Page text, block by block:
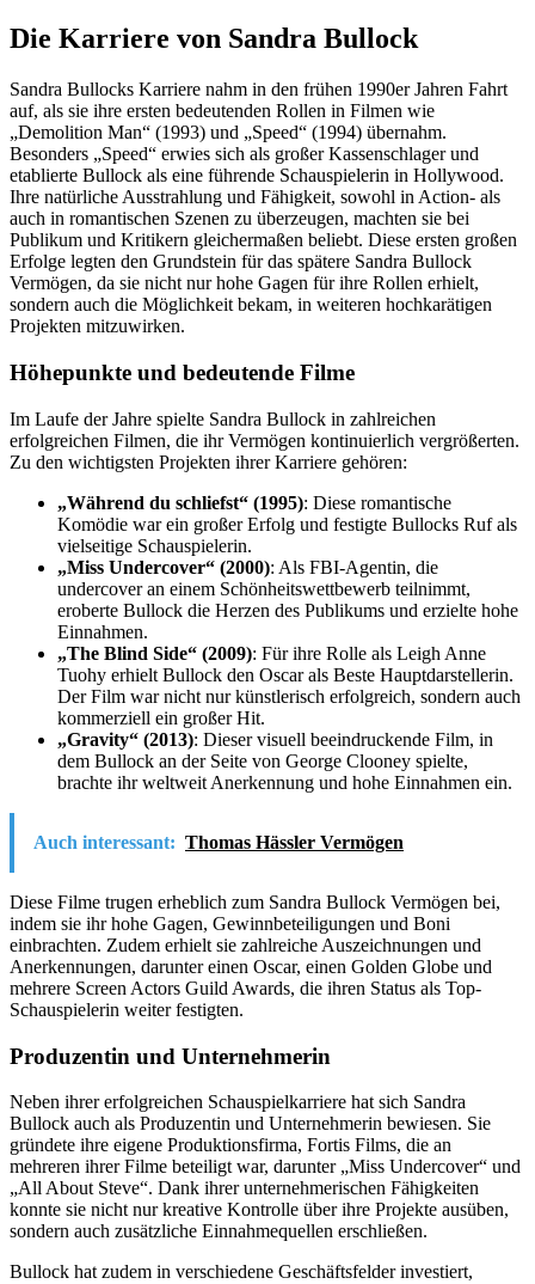
Die Karriere von Sandra Bullock
Sandra Bullocks Karriere nahm in den frühen 1990er Jahren Fahrt
auf, als sie ihre ersten bedeutenden Rollen in Filmen wie
„Demolition Man“ (1993) und „Speed“ (1994) übernahm.
Besonders „Speed“ erwies sich als großer Kassenschlager und
etablierte Bullock als eine führende Schauspielerin in Hollywood.
Ihre natürliche Ausstrahlung und Fähigkeit, sowohl in Action- als
auch in romantischen Szenen zu überzeugen, machten sie bei
Publikum und Kritikern gleichermaßen beliebt. Diese ersten großen
Erfolge legten den Grundstein für das spätere Sandra Bullock
Vermögen, da sie nicht nur hohe Gagen für ihre Rollen erhielt,
sondern auch die Möglichkeit bekam, in weiteren hochkarätigen
Projekten mitzuwirken.
Höhepunkte und bedeutende Filme
Im Laufe der Jahre spielte Sandra Bullock in zahlreichen
erfolgreichen Filmen, die ihr Vermögen kontinuierlich vergrößerten.
Zu den wichtigsten Projekten ihrer Karriere gehören:
„Während du schliefst“ (1995): Diese romantische
Komödie war ein großer Erfolg und festigte Bullocks Ruf als
vielseitige Schauspielerin.
„Miss Undercover“ (2000): Als FBI-Agentin, die
undercover an einem Schönheitswettbewerb teilnimmt,
eroberte Bullock die Herzen des Publikums und erzielte hohe
Einnahmen.
„The Blind Side“ (2009): Für ihre Rolle als Leigh Anne
Tuohy erhielt Bullock den Oscar als Beste Hauptdarstellerin.
Der Film war nicht nur künstlerisch erfolgreich, sondern auch
kommerziell ein großer Hit.
„Gravity“ (2013): Dieser visuell beeindruckende Film, in
dem Bullock an der Seite von George Clooney spielte,
brachte ihr weltweit Anerkennung und hohe Einnahmen ein.
Auch interessant: Thomas Hässler Vermögen
Diese Filme trugen erheblich zum Sandra Bullock Vermögen bei,
indem sie ihr hohe Gagen, Gewinnbeteiligungen und Boni
einbrachten. Zudem erhielt sie zahlreiche Auszeichnungen und
Anerkennungen, darunter einen Oscar, einen Golden Globe und
mehrere Screen Actors Guild Awards, die ihren Status als Top-
Schauspielerin weiter festigten.
Produzentin und Unternehmerin
Neben ihrer erfolgreichen Schauspielkarriere hat sich Sandra
Bullock auch als Produzentin und Unternehmerin bewiesen. Sie
gründete ihre eigene Produktionsfirma, Fortis Films, die an
mehreren ihrer Filme beteiligt war, darunter „Miss Undercover“ und
„All About Steve“. Dank ihrer unternehmerischen Fähigkeiten
konnte sie nicht nur kreative Kontrolle über ihre Projekte ausüben,
sondern auch zusätzliche Einnahmequellen erschließen.
Bullock hat zudem in verschiedene Geschäftsfelder investiert,